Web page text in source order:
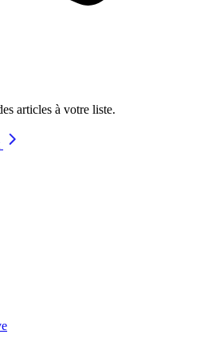
articles à votre liste.